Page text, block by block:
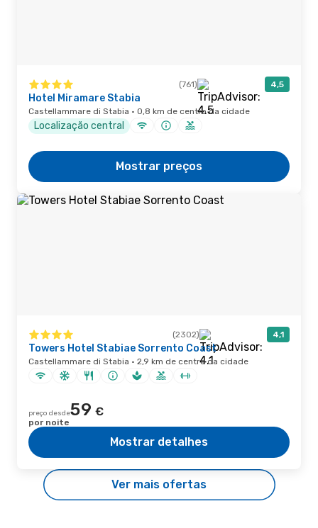
(761) 4,5
Hotel Miramare Stabia
Castellammare di Stabia · 0,8 km de centro da cidade
Localização central
Mostrar preços
(2302) 4,1
Towers Hotel Stabiae Sorrento Coast
Castellammare di Stabia · 2,9 km de centro da cidade
preço desde59 €
por noite
Mostrar detalhes
Ver mais ofertas